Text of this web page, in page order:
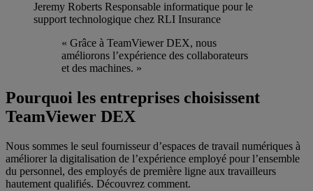
Jeremy Roberts Responsable informatique pour le
support technologique chez RLI Insurance
« Grâce à TeamViewer DEX, nous
améliorons l’expérience des collaborateurs
et des machines. »
Pourquoi les entreprises choisissent
TeamViewer DEX
Nous sommes le seul fournisseur d’espaces de travail numériques à
améliorer la digitalisation de l’expérience employé pour l’ensemble
du personnel, des employés de première ligne aux travailleurs
hautement qualifiés. Découvrez comment.